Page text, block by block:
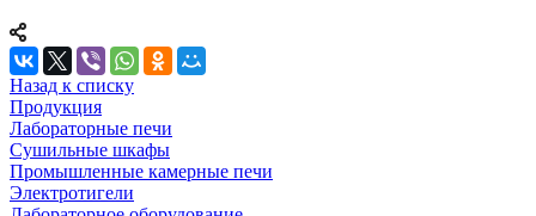
Назад к списку
Продукция
Лабораторные печи
Сушильные шкафы
Промышленные камерные печи
Электротигели